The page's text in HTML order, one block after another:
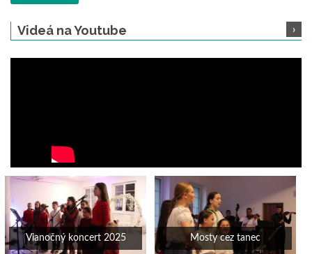
Videá na Youtube
Vianočný koncert 2025 Mosty cez tanec